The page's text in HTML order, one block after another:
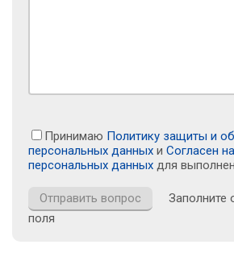
Принимаю Политику защиты и
персональных данных и Согласен
персональных данных для
Заполните
поля